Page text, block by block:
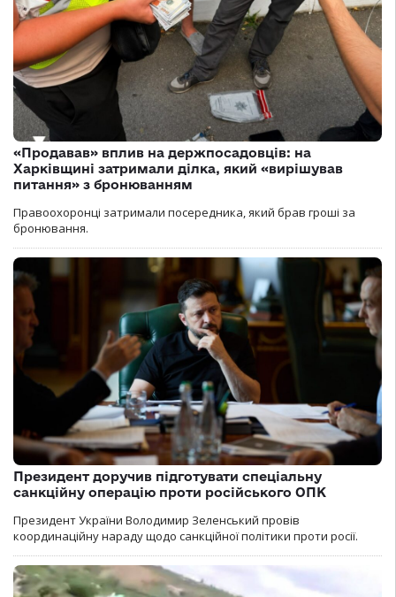
«Продавав» вплив на держпосадовців: на
Харківщині затримали ділка, який «вирішував
питання» з бронюванням
Правоохоронці затримали посередника, який брав гроші за
бронювання.
Президент доручив підготувати спеціальну
санкційну операцію проти російського ОПК
Президент України Володимир Зеленський провів
координаційну нараду щодо санкційної політики проти росії.